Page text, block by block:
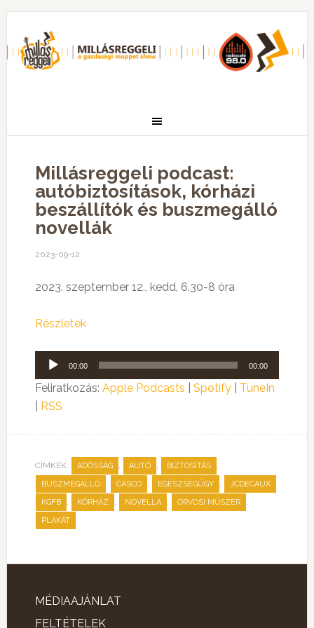
Millásreggeli podcast:
autóbiztosítások, kórházi
beszállítók és buszmegálló
novellák
2023-09-12
2023. szeptember 12., kedd, 6.30-8 óra
Részletek
Audió
lejátszó
00:00 00:00
Feliratkozás: Apple Podcasts Spotify| TuneIn
RSS
CÍMKÉK: ADÓSSÁG , AUTÓ , BIZTOSÍTÁS ,
BUSZMEGÁLLÓ , CASCO , EGÉSZSÉGÜGY , JCDECAUX ,
KGFB , KÓRHÁZ , NOVELLA , ORVOSI MŰSZER ,
PLAKÁT
MÉDIAAJÁNLAT
FELTÉTELEK